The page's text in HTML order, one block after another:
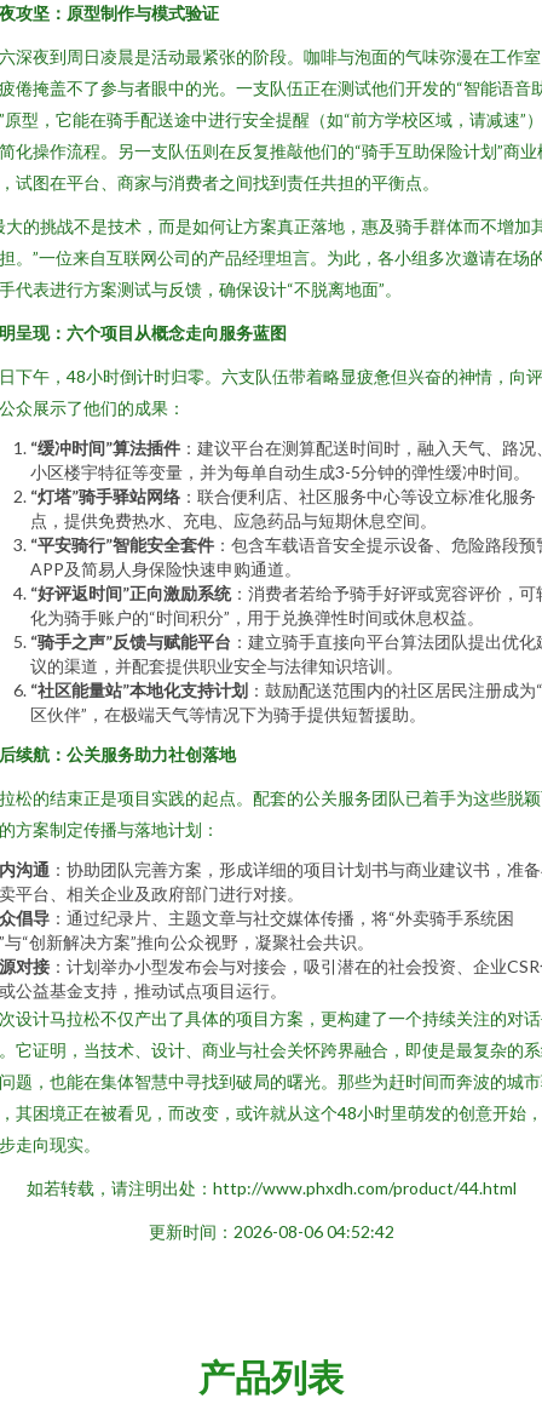
攻坚：原型制作与模式验证
深夜到周日凌晨是活动最紧张的阶段。咖啡与泡面的气味弥漫在工作
倦掩盖不了参与者眼中的光。一支队伍正在测试他们开发的“智能语音
原型，它能在骑手配送途中进行安全提醒（如“前方学校区域，请减速”
化操作流程。另一支队伍则在反复推敲他们的“骑手互助保险计划”商业
试图在平台、商家与消费者之间找到责任共担的平衡点。
大的挑战不是技术，而是如何让方案真正落地，惠及骑手群体而不增加
。”一位来自互联网公司的产品经理坦言。为此，各小组多次邀请在场
代表进行方案测试与反馈，确保设计“不脱离地面”。
呈现：六个项目从概念走向服务蓝图
下午，48小时倒计时归零。六支队伍带着略显疲惫但兴奋的神情，向
众展示了他们的成果：
“缓冲时间”算法插件 ：建议平台在测算配送时间时，融入天气、路况
小区楼宇特征等变量，并为每单自动生成3-5分钟的弹性缓冲时间。
“灯塔”骑手驿站网络 ：联合便利店、社区服务中心等设立标准化服务
点，提供免费热水、充电、应急药品与短期休息空间。
“平安骑行”智能安全套件 ：包含车载语音安全提示设备、危险路段预
APP及简易人身保险快速申购通道。
“好评返时间”正向激励系统：消费者若给予骑手好评或宽容评价，可
化为骑手账户的“时间积分”，用于兑换弹性时间或休息权益。
“骑手之声”反馈与赋能平台 ：建立骑手直接向平台算法团队提出优化
议的渠道，并配套提供职业安全与法律知识培训。
“社区能量站”本地化支持计划 ：鼓励配送范围内的社区居民注册成为
区伙伴”，在极端天气等情况下为骑手提供短暂援助。
续航：公关服务助力社创落地
松的结束正是项目实践的起点。配套的公关服务团队已着手为这些脱
方案制定传播与落地计划：
沟通 ：协助团队完善方案，形成详细的项目计划书与商业建议书，准
平台、相关企业及政府部门进行对接。
倡导 ：通过纪录片、主题文章与社交媒体传播，将“外卖骑手系统困
与“创新解决方案”推向公众视野，凝聚社会共识。
对接 ：计划举办小型发布会与对接会，吸引潜在的社会投资、企业
公益基金支持，推动试点项目运行。
设计马拉松不仅产出了具体的项目方案，更构建了一个持续关注的对
它证明，当技术、设计、商业与社会关怀跨界融合，即使是最复杂的
题，也能在集体智慧中寻找到破局的曙光。那些为赶时间而奔波的城
其困境正在被看见，而改变，或许就从这个48小时里萌发的创意开始
走向现实。
如若转载，请注明出处：http://www.phxdh.com/product/44.html
更新时间：2026-08-06 04:52:42
产品列表